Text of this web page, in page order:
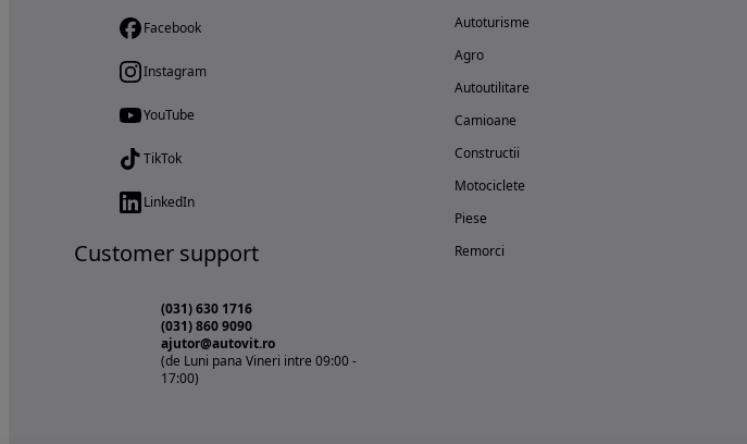
Facebook
Instagram
YouTube
TikTok
LinkedIn
Customer support
(031) 630 1716
(031) 860 9090
ajutor@autovit.ro
(de Luni pana Vineri intre 09:00 -
17:00)
Autoturisme
Agro
Autoutilitare
Camioane
Constructii
Motociclete
Piese
Remorci